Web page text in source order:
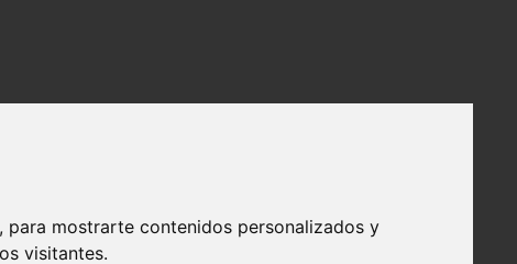
mostrarte contenidos personalizados y
visitantes.